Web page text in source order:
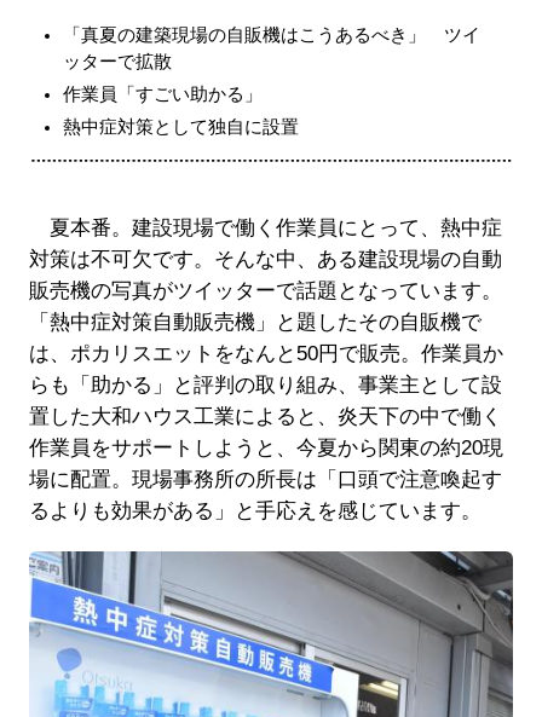
「真夏の建築現場の自販機はこうあるべき」 ツイ
ッターで拡散
作業員「すごい助かる」
熱中症対策として独自に設置
夏本番。建設現場で働く作業員にとって、熱中症
対策は不可欠です。そんな中、ある建設現場の自動
販売機の写真がツイッターで話題となっています。
「熱中症対策自動販売機」と題したその自販機で
は、ポカリスエットをなんと50円で販売。作業員か
らも「助かる」と評判の取り組み、事業主として設
置した大和ハウス工業によると、炎天下の中で働く
作業員をサポートしようと、今夏から関東の約20現
場に配置。現場事務所の所長は「口頭で注意喚起す
るよりも効果がある」と手応えを感じています。